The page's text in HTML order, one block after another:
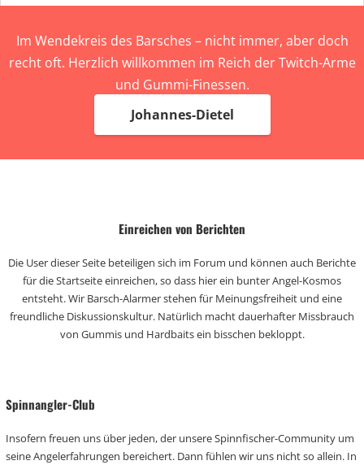
Im Wendekreis des Barsches – nicht immer, aber doch
recht oft. Herzlich willkommen im Reich der Twitch-Arme
und Gummi-Finessen.
Johannes-Dietel
Einreichen von Berichten
Die User dieser Seite beteiligen sich im Forum und können auch Berichte
für die Startseite einreichen, so dass hier ein bunter Angel-Kosmos
entsteht. Wir Barsch-Alarmer stehen für Meinungsfreiheit und eine
freundliche Diskussionskultur. Natürlich macht dauerhafter Missbrauch
von Gummis und Hardbaits ein bisschen bekloppt.
Spinnangler-Club
Insofern freuen uns über jeden, der unsere Spinnfischer-Community um
seine Angelerfahrungen bereichert. Dann fühlen wir uns nicht so allein. In